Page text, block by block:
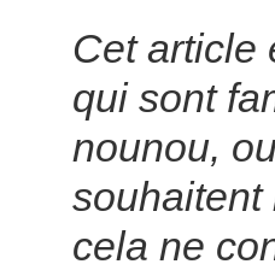
Cet article
qui sont
nounou,
souhaitent
cela ne